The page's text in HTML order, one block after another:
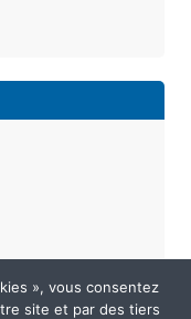
», vous consentez
site et par des tiers